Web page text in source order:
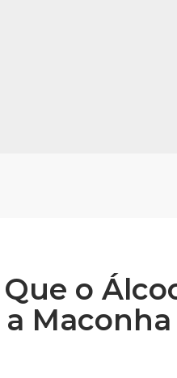
o
Maconha